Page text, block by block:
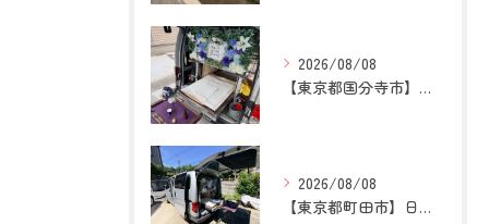
2026/08/08
【東京都国分寺市】うさぎの訪問ペット火葬｜牧草を替える時間が...
2026/08/08
【東京都町田市】日本スピッツの訪問ペット火葬｜愛犬との穏やか...